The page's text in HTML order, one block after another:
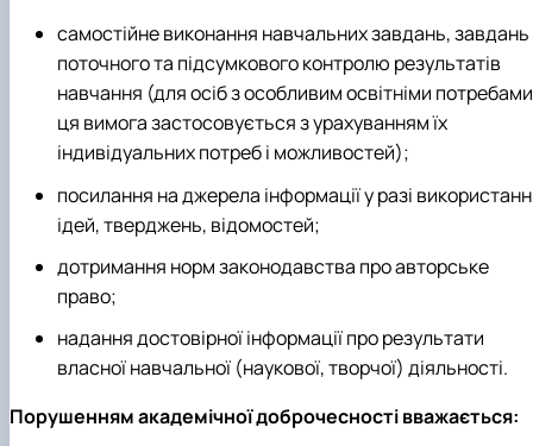
самостійне виконання навчальних завдань, завдань
поточного та підсумкового контролю результатів
навчання (для осіб з особливим освітніми потребами
ця вимога застосовується з урахуванням їх
індивідуальних потреб і можливостей);
посилання на джерела інформації у разі
ідей, тверджень, відомостей;
дотримання норм законодавства про авторське
право;
надання достовірної інформації про результати
власної навчальної (наукової, творчої) діяльності.
Порушенням академічної доброчесності вважається: